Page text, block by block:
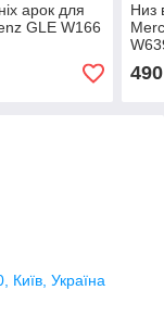
арок для
GLE W166
Низ
490
Київ, Україна